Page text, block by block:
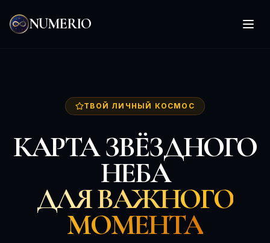
NUMERIO
ТВОЙ ЛИЧНЫЙ КОСМОС
КАРТА ЗВЁЗДНОГО
НЕБА
ДЛЯ ВАЖНОГО
МОМЕНТА